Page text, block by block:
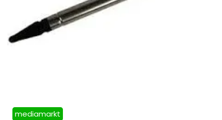
mediamarkt